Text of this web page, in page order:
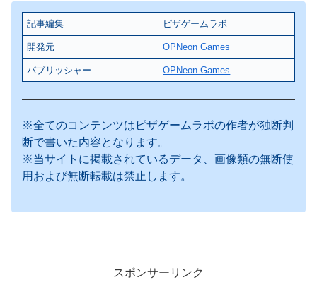
記事編集 ピザゲームラボ
開発元 OPNeon Games
パブリッシャー OPNeon Games
※全てのコンテンツはピザゲームラボの作者が独断判
断で書いた内容となります。
※当サイトに掲載されているデータ、画像類の無断使
用および無断転載は禁止します。
スポンサーリンク